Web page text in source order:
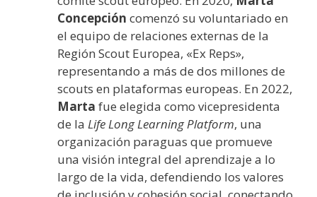
Concepción comenzó su voluntariado en
el equipo de relaciones externas de la
Región Scout Europea, «Ex Reps»,
representando a más de dos millones de
scouts en plataformas europeas. En 2022,
Marta fue elegida como vicepresidenta
de la Life Long Learning Platform, una
organización paraguas que promueve
una visión integral del aprendizaje a lo
largo de la vida, defendiendo los valores